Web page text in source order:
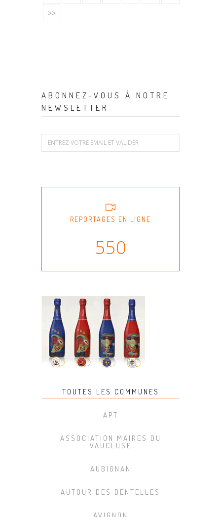
>>
ABONNEZ-VOUS À NOTRE
NEWSLETTER
REPORTAGES EN LIGNE
550
TOUTES LES COMMUNES
APT
ASSOCIATION MAIRES DU
VAUCLUSE
AUBIGNAN
AUTOUR DES DENTELLES